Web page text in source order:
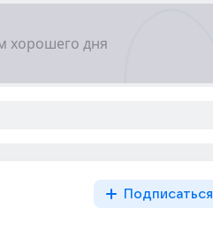
Подписаться